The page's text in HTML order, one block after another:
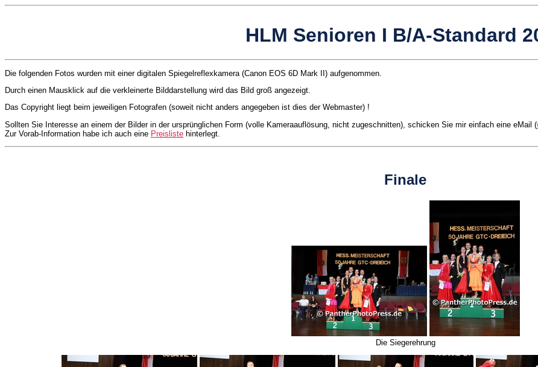
HLM Senioren I B/A-Standard
Die folgenden Fotos wurden mit einer digitalen Spiegelreflexkamera (Canon EOS 6D Mark II) aufgenommen.
Durch einen Mausklick auf die verkleinerte Bilddarstellung wird das Bild groß angezeigt.
Das Copyright liegt beim jeweiligen Fotografen (soweit nicht anders angegeben ist dies der Webmaster) !
Sollten Sie Interesse an einem der Bilder in der ursprünglichen Form (volle Kameraauflösung, nicht zugeschnitten), schicken Sie mir einfach eine eMail (
Zur Vorab-Information habe ich auch eine Preisliste hinterlegt.
Finale
Die Siegerehrung